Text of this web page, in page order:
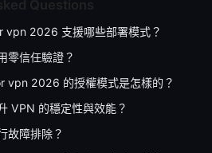
vpn 2026 支援哪些部署模式？
零信任驗證？
vpn 2026 的授權模式是怎樣的？
VPN 的穩定性與效能？
故障排除？